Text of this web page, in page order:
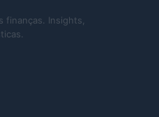
finanças. Insights,